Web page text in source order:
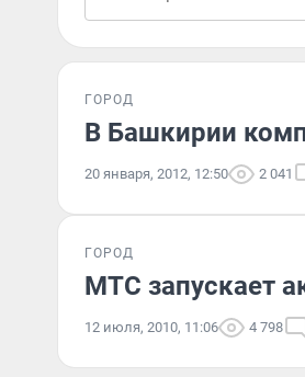
ГОРОД
В Башкирии
20 января, 2012, 12:50 2 041
ГОРОД
МТС запускает
12 июля, 2010, 11:06 4 798